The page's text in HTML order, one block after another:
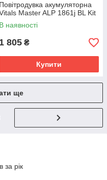
Повітродувка акумуляторна
Master ALP 1861j BL Kit
В наявності
1 805 ₴
Купити
ще
за рік